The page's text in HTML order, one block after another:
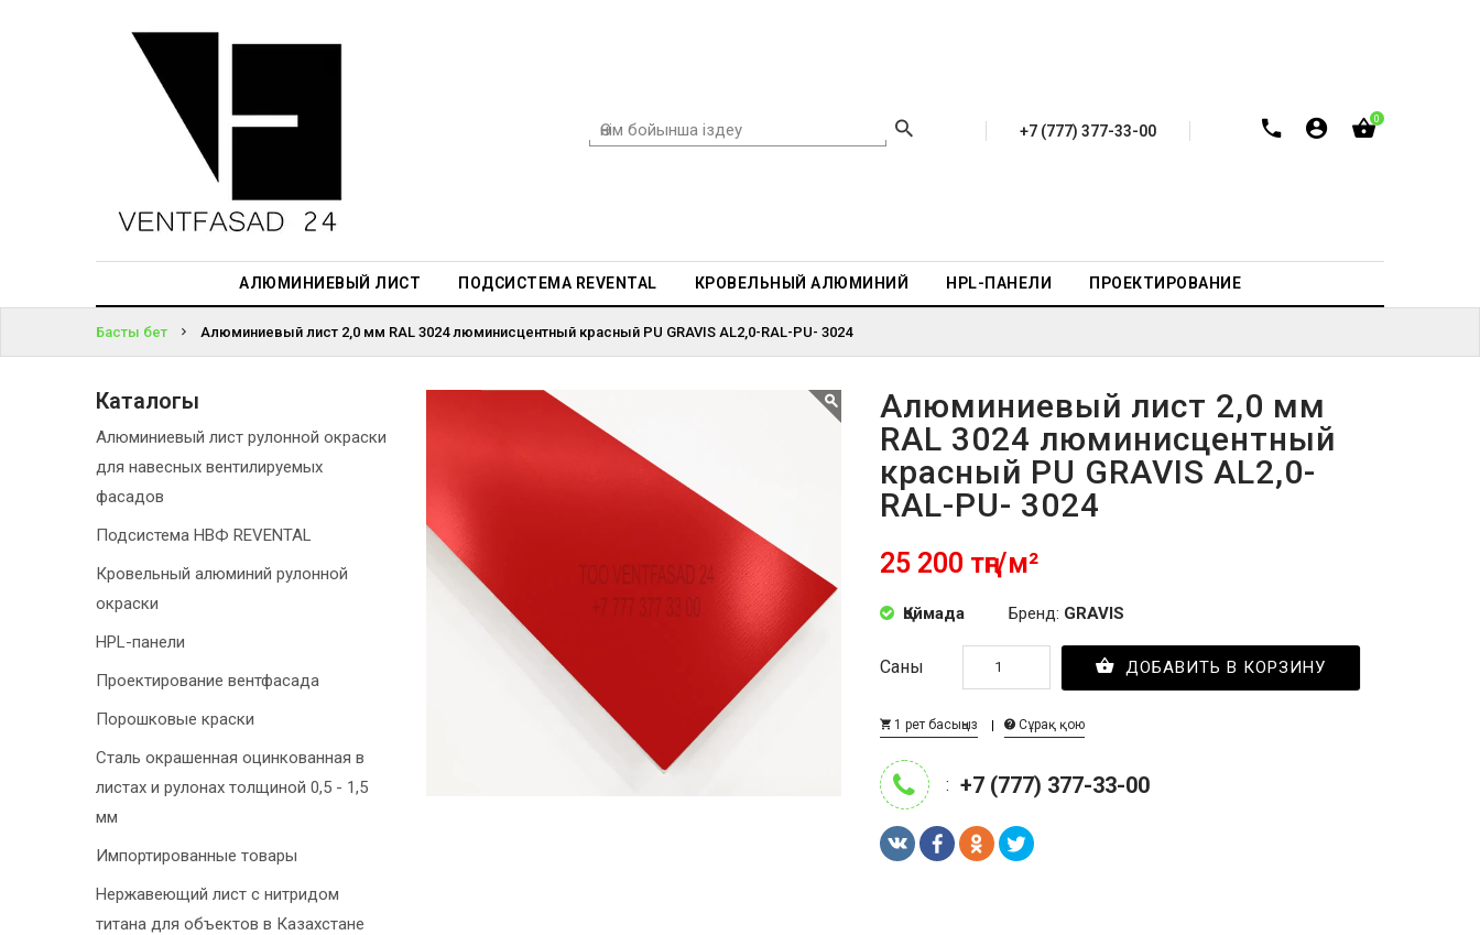
+7 (777) 377-33-00
0
АЛЮМИНИЕВЫЙ ЛИСТ ПОДСИСТЕМА REVENTAL КРОВЕЛЬНЫЙ АЛЮМИНИЙ HPL-ПАНЕЛИ ПРОЕКТИРОВАНИЕ
АЛЮМИНИЕВЫЙ
ПРОЕКТИРОВАНИЕ
КІРІҢІЗ
ПАРОЛЬДІ
БА?
Басты бет Алюминиевый лист 2,0 мм RAL 3024 люминисцентный красный PU GRAVIS AL2,0-RAL-PU- 3024
Алюминиевый лист 2,0 мм
RAL 3024 люминисцентный
красный PU GRAVIS AL2,0-
RAL-PU- 3024
25 200 тңг/м²
Қоймада Бренд: GRAVIS
Саны ДОБАВИТЬ В КОРЗИНУ
1 рет басыңыз Сұрақ қою
: +7 (777) 377-33-00
Каталогы
Алюминиевый лист рулонной окраски
для навесных вентилируемых
фасадов
Подсистема НВФ REVENTAL
Кровельный алюминий рулонной
окраски
HPL-панели
Проектирование вентфасада
Порошковые краски
Сталь окрашенная оцинкованная в
листах и рулонах толщиной 0,5 - 1,5
мм
Импортированные товары
Нержавеющий лист с нитридом
титана для объектов в Казахстане